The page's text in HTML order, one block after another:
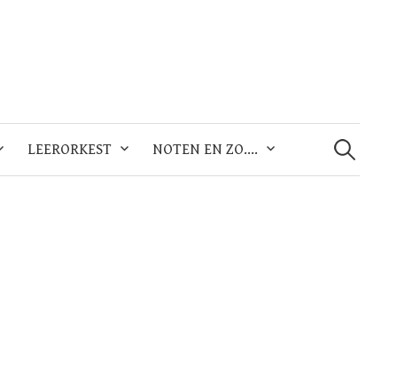
LEERORKEST NOTEN EN ZO….
naar: